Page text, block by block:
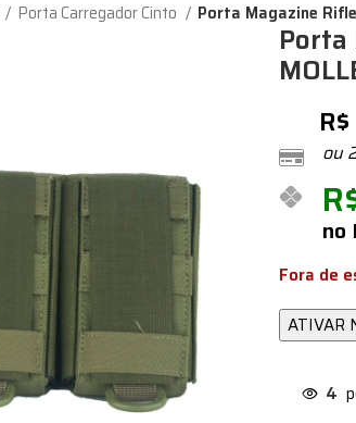
Porta Carregador Cinto Porta Magazine
Porta
R$
ou
no
Fora de
4